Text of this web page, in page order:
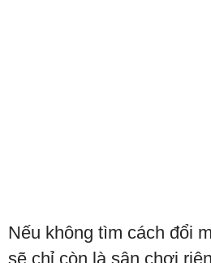
Nếu không tìm cách đổi
sẽ chỉ còn là sân chơi